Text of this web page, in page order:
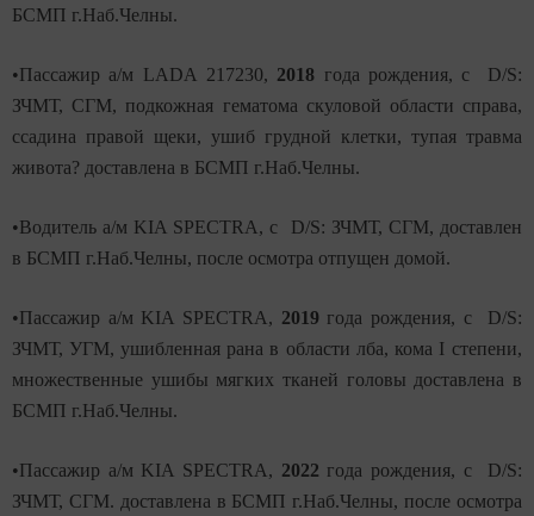
БСМП г.Наб.Челны.
•Пассажир а/м LADA 217230, 2018 года рождения, с D/S:
ЗЧМТ, СГМ, подкожная гематома скуловой области справа,
ссадина правой щеки, ушиб грудной клетки, тупая травма
живота? доставлена в БСМП г.Наб.Челны.
•Водитель а/м KIA SPECTRA, с D/S: ЗЧМТ, СГМ, доставлен
в БСМП г.Наб.Челны, после осмотра отпущен домой.
•Пассажир а/м KIA SPECTRA, 2019 года рождения, с D/S:
ЗЧМТ, УГМ, ушибленная рана в области лба, кома I степени,
множественные ушибы мягких тканей головы доставлена в
БСМП г.Наб.Челны.
•Пассажир а/м KIA SPECTRA, 2022 года рождения, с D/S:
ЗЧМТ, СГМ. доставлена в БСМП г.Наб.Челны, после осмотра